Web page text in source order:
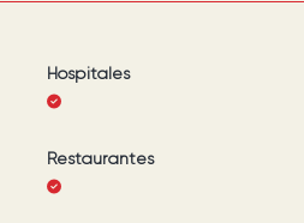
Hospitales
Restaurantes